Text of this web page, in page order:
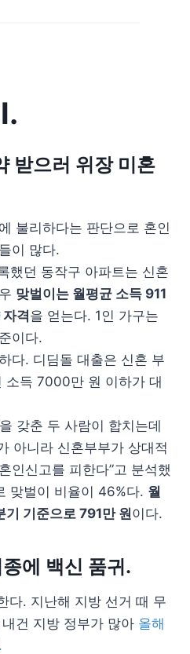
받으러 위장 미혼
불리하다는 판단으로 혼인
이 많다.
했던 동작구 아파트는 신혼
맞벌이는 월평균 소득 911
격을 얻는다. 1인 가구는
이다.
다. 디딤돌 대출은 신혼 부
소득 7000만 원 이하가 대
갖춘 두 사람이 합치는데
아니라 신혼부부가 상대적
인신고를 피한다”고 분석했
맞벌이 비율이 46%다. 월
기 기준으로 791만 원이다.
에 백신 품귀.
다. 지난해 지방 선거 때 무
건 지방 정부가 많아 올해